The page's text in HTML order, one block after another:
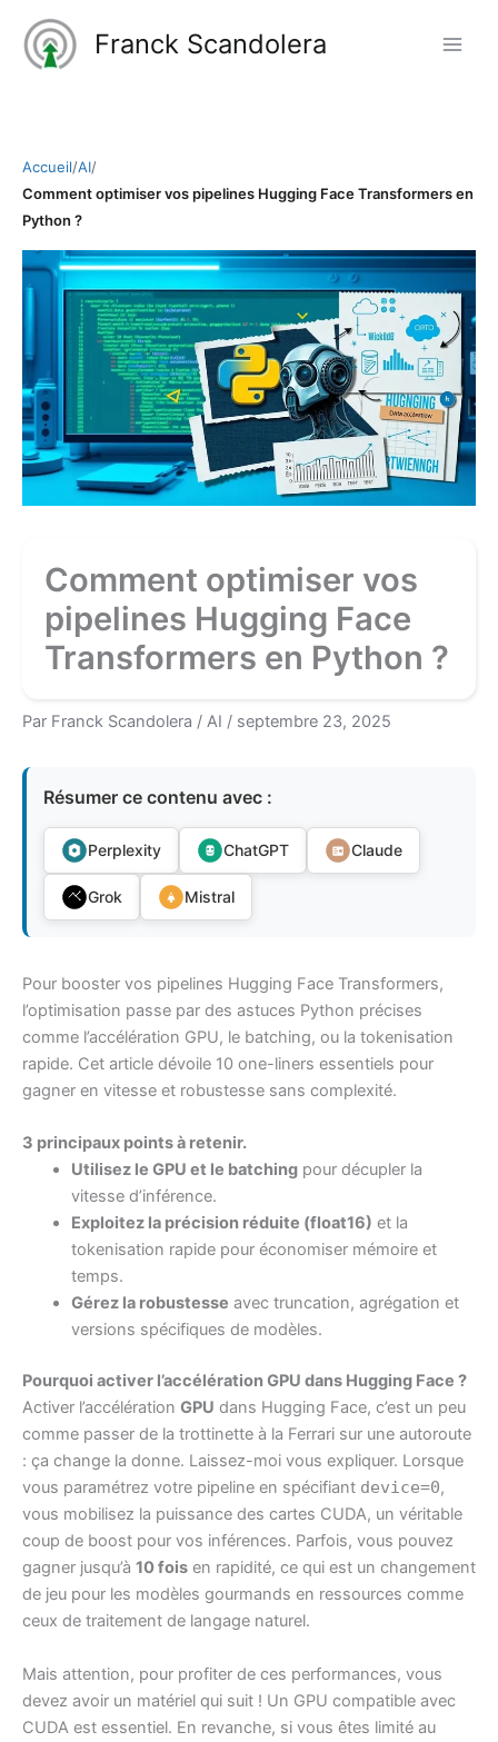
contenu
Franck Scandolera
Accueil/AI/
Comment optimiser vos pipelines Hugging Face Transformers en
Python ?
Comment optimiser vos
pipelines Hugging Face
Transformers en Python ?
Par Franck Scandolera / AI / septembre 23, 2025
Résumer ce contenu avec :
Perplexity ChatGPT Claude
Grok Mistral
Pour booster vos pipelines Hugging Face Transformers,
l’optimisation passe par des astuces Python précises
comme l’accélération GPU, le batching, ou la tokenisation
rapide. Cet article dévoile 10 one-liners essentiels pour
gagner en vitesse et robustesse sans complexité.
3 principaux points à retenir.
Utilisez le GPU et le batchingpour décupler la
vitesse d’inférence.
Exploitez la précision réduite (float16) et la
tokenisation rapide pour économiser mémoire et
temps.
Gérez la robustesse avec truncation, agrégation et
versions spécifiques de modèles.
Pourquoi activer l’accélération GPU dans Hugging Face ?
Activer l’accélération GPU dans Hugging Face, c’est un peu
comme passer de la trottinette à la Ferrari sur une autoroute
: ça change la donne. Laissez-moi vous expliquer. Lorsque
vous paramétrez votre pipeline en spécifiant device=0,
vous mobilisez la puissance des cartes CUDA, un véritable
coup de boost pour vos inférences. Parfois, vous pouvez
gagner jusqu’à 10 fois en rapidité, ce qui est un changement
de jeu pour les modèles gourmands en ressources comme
ceux de traitement de langage naturel.
Mais attention, pour profiter de ces performances, vous
devez avoir un matériel qui suit ! Un GPU compatible avec
CUDA est essentiel. En revanche, si vous êtes limité au